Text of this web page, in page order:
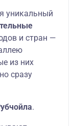
уникальный
и стран —
из них
сразу
.